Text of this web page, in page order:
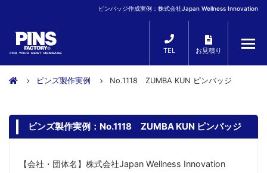
ピンバッジ作成実例：株式会社Japan Wellness Innovation
TEL お見積り
ピンズ製作実例 No.1118 ZUMBA KUN ピンバッジ
ピンズ製作実例：No.1118 ZUMBA KUN ピンバッジ
【会社・団体名】株式会社Japan Wellness Innovation